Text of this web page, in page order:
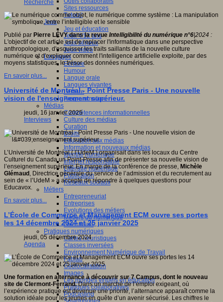
Sites ressources
Tutorat
Jeux
Jeu et éducation
Jeux 4/12 ans
Jeux sérieux
Jeux vidéo
Langages
Ecriture
Humour
Langue orale
Langues vivantes
Lecture
Programmation
Médias
Compétences informationnelles
Culture des médias
Curation
Droits
Education aux médias
Information et nouveaux médias
Identité numérique
Internet responsable
Littératie numérique
Publication
Réseaux sociaux
Métiers
Entrepreneuriat
Entreprises
Evolutions des métiers
Métiers du numérique
Orientation
Pratiques numériques
Cartes heuristiques
Classes inversées
Environnement Numérique de Travail
Fablab
Géolocalisation
Images
Les mondes virtuels en éducation
Pratiques collaboratives
Podcasting
Recherche
Publié par Pierre LÉVY dans la revue Intelligibilité du numérique n°6 |2024 :
L'objectif de cet article est de replacer l'informatique dans une perspective
anthropologique, d'esquisser les traits saillants de la nouvelle culture
numérique et d'expliquer comment l'intelligence artificielle exploite, par des
moyens statistiques, le trésor des données numériques.
En savoir plus...
Université de Montréal - Point Presse Paris - Une nouvelle
vision de l'enseignement supérieur.
jeudi, 16 janvier 2025
Interviews
L’Université de Montréal ( l’UdeM ) organisait dans les locaux du Centre
Culturel du Canada un Point-Presse afin de présenter sa nouvelle vision de
l’enseignement supérieur. En marge de la conférence de presse, Michèle
Glémaud , Directrice générale du service de l’admission et du recrutement au
sein de « l’UdeM » a accepté de répondre à quelques questions pour
Educavox.
En savoir plus...
L’École de Commerce et Management ECM ouvre ses portes
les 14 décembre 2024 et 25 janvier 2025
jeudi, 05 décembre 2024
Agenda
Une formation en alternance à découvrir sur 7 Campus, dont le nouveau
site de Clermont-Ferrand.Dans un marché de l’emploi exigeant, où
l’expérience pratique est devenue une priorité, l’alternance apparaît comme la
solution idéale pour les jeunes en quête d’un avenir sécurisé. Les chiffres le